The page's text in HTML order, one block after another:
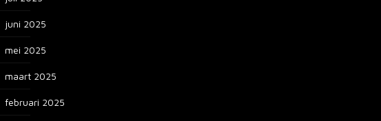
juni 2025
mei 2025
maart 2025
februari 2025